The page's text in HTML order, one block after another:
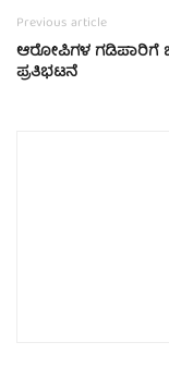
Previous article
ಆರೋಪಿಗಳ ಗಡಿಪಾರಿಗೆ
ಪ್ರತಿಭಟನೆ